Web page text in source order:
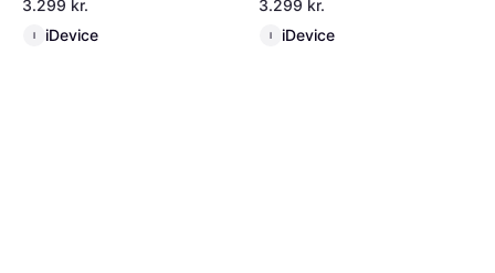
3.299 kr.
I iDevice
3.299 kr.
I iDevice